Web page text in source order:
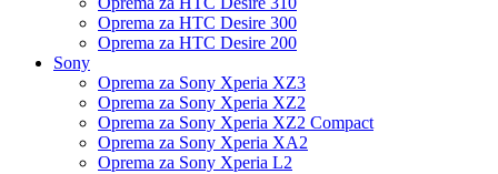
Oprema za HTC Desire 300
Oprema za HTC Desire 200
Sony
Oprema za Sony Xperia XZ3
Oprema za Sony Xperia XZ2
Oprema za Sony Xperia XZ2 Compact
Oprema za Sony Xperia XA2
Oprema za Sony Xperia L2